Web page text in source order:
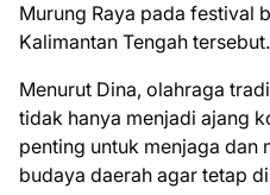
Murung Raya pada festival
Kalimantan Tengah tersebut.
Menurut Dina, olahraga
tidak hanya menjadi ajang
penting untuk menjaga dan
budaya daerah agar tetap